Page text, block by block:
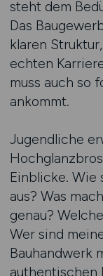
steht dem
Das
klaren
echten
muss auch so
ankommt.
Jugendliche
Einblicke. Wie
aus? Was
genau?
Wer sind
Bauhandwerk
authentischen